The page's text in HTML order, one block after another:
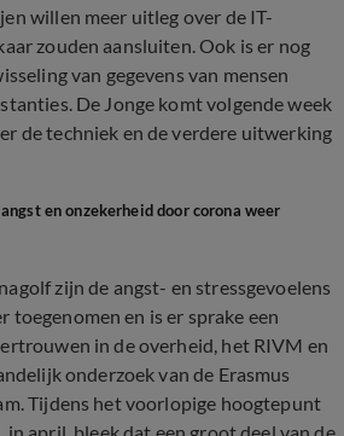
willen meer uitleg over de IT-
zouden aansluiten. Ook is er nog
van gegevens van mensen
De Jonge komt volgende week
de techniek en de verdere uitwerking
en onzekerheid door corona weer
zijn de angst- en stressgevoelens
toegenomen en is er sprake een
in de overheid, het RIVM en
onderzoek van de Erasmus
Tijdens het voorlopige hoogtepunt